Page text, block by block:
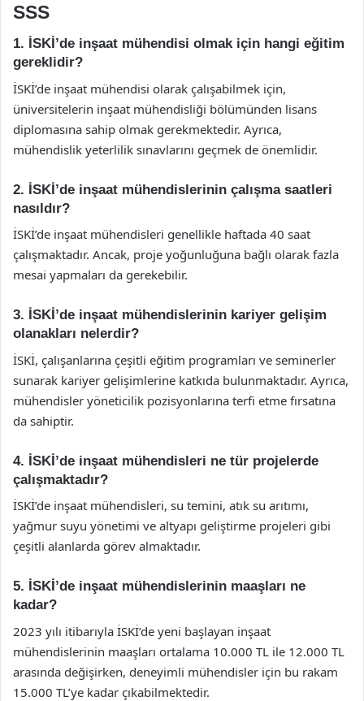
SSS
1. İSKİ’de inşaat mühendisi olmak için hangi eğitim
gereklidir?
İSKİ’de inşaat mühendisi olarak çalışabilmek için,
üniversitelerin inşaat mühendisliği bölümünden lisans
diplomasına sahip olmak gerekmektedir. Ayrıca,
mühendislik yeterlilik sınavlarını geçmek de önemlidir.
2. İSKİ’de inşaat mühendislerinin çalışma saatleri
nasıldır?
İSKİ’de inşaat mühendisleri genellikle haftada 40 saat
çalışmaktadır. Ancak, proje yoğunluğuna bağlı olarak fazla
mesai yapmaları da gerekebilir.
3. İSKİ’de inşaat mühendislerinin kariyer gelişim
olanakları nelerdir?
İSKİ, çalışanlarına çeşitli eğitim programları ve seminerler
sunarak kariyer gelişimlerine katkıda bulunmaktadır. Ayrıca,
mühendisler yöneticilik pozisyonlarına terfi etme fırsatına
da sahiptir.
4. İSKİ’de inşaat mühendisleri ne tür projelerde
çalışmaktadır?
İSKİ’de inşaat mühendisleri, su temini, atık su arıtımı,
yağmur suyu yönetimi ve altyapı geliştirme projeleri gibi
çeşitli alanlarda görev almaktadır.
5. İSKİ’de inşaat mühendislerinin maaşları ne
kadar?
2023 yılı itibarıyla İSKİ’de yeni başlayan inşaat
mühendislerinin maaşları ortalama 10.000 TL ile 12.000 TL
arasında değişirken, deneyimli mühendisler için bu rakam
15.000 TL’ye kadar çıkabilmektedir.